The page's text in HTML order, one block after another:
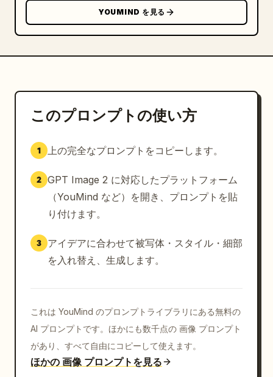
ような仕上がりにすること。
制約事項: ネイルカプセルは合計で正確に 10 個、クロ
YOUMIND を見る
このプロンプトの使い方
1 上の完全なプロンプトをコピーします。
2 GPT Image 2 に対応したプラットフォーム
（YouMind など）を開き、プロンプトを貼
り付けます。
3
アイデアに合わせて被写体・スタイル・細部
を入れ替え、生成します。
これは YouMind のプロンプトライブラリにある無料の
AI プロンプトです。ほかにも数千点の 画像 プロンプト
があり、すべて自由にコピーして使えます。
ほかの 画像 プロンプトを見る